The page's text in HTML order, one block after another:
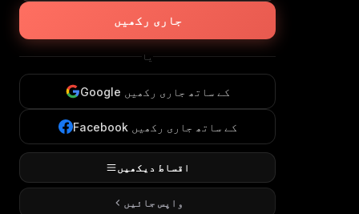
جاری رکھیں
یا
Google کے ساتھ جاری رکھیں
Facebook کے ساتھ جاری رکھیں
اقساط دیکھیں
واپس جائیں